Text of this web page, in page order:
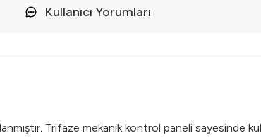
Kullanıcı Yorumları
Trifaze mekanik kontrol paneli sayesinde